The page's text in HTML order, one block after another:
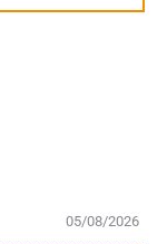
05/08/2026